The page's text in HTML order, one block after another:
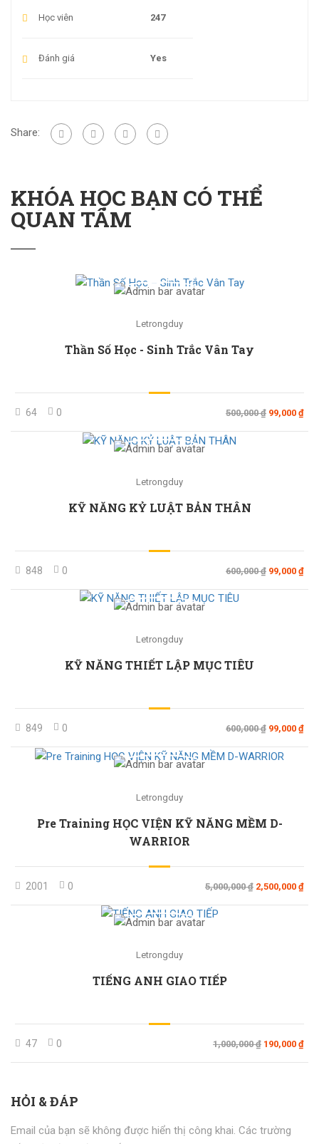
Học viên 247
Đánh giá Yes
Share:
KHÓA HỌC BẠN CÓ THỂ
QUAN TÂM
Letrongduy
Thần Số Học - Sinh Trắc Vân Tay
64 0 500,000 ₫ 99,000 ₫
Letrongduy
KỸ NĂNG KỶ LUẬT BẢN THÂN
848 0 600,000 ₫ 99,000 ₫
Letrongduy
KỸ NĂNG THIẾT LẬP MỤC TIÊU
849 0 600,000 ₫ 99,000 ₫
Letrongduy
Pre Training HỌC VIỆN KỸ NĂNG MỀM D-
WARRIOR
2001 0 5,000,000 ₫ 2,500,000 ₫
Letrongduy
TIẾNG ANH GIAO TIẾP
47 0 1,000,000 ₫ 190,000 ₫
HỎI & ĐÁP
Email của bạn sẽ không được hiển thị công khai. Các trường